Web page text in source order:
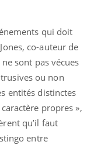
qui doit
co-auteur de
ne sont pas vécues
ou non
entités distinctes
propres »,
qu’il faut
entre